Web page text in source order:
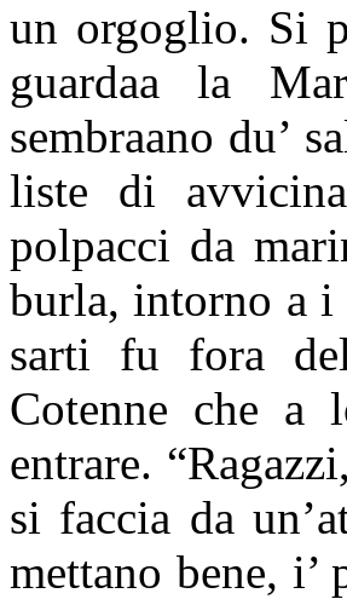
un orgoglio. Si
guardaala
sembraano du’
liste di
polpacci da
burla, intorno a i
sarti fu fora
Cotenne che a
entrare.
si faccia da
mettano bene,